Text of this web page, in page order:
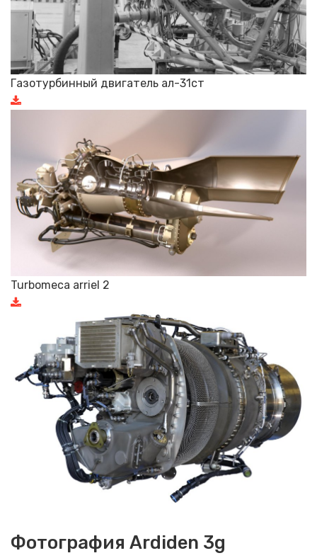
Газотурбинный двигатель ал-31ст
Turbomeca arriel 2
Фотография Ardiden 3g